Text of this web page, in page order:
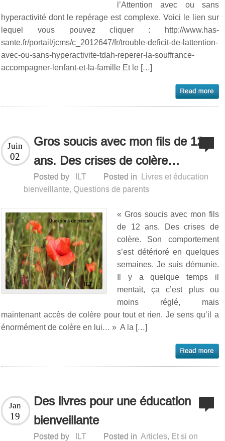
l’Attention avec ou sans
hyperactivité dont le repérage est complexe. Voici le lien sur
lequel vous pouvez cliquer : http://www.has-
sante.fr/portail/jcms/c_2012647/fr/trouble-deficit-de-lattention-
avec-ou-sans-hyperactivite-tdah-reperer-la-souffrance-
accompagner-lenfant-et-la-famille Et le […]
Gros soucis avec mon fils de 12
ans. Des crises de colère…
Juin
02
Posted by ILT Posted in
Livres et éducation
bienveillante, Questions de parents
« Gros soucis avec mon fils
de 12 ans. Des crises de
colère. Son comportement
s’est détérioré en quelques
semaines. Je suis démunie.
Il y a quelque temps il
mentait, ça c’est plus ou
moins réglé, mais
maintenant accès de colère pour tout et rien. Je sens qu’il a
énormément de colère en lui… » A la […]
Des livres pour une éducation
bienveillante
Jan
19
Posted by ILT Posted in Articles, Et si on